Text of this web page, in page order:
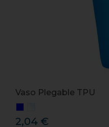
Vaso Plegable TPU
2,04 €